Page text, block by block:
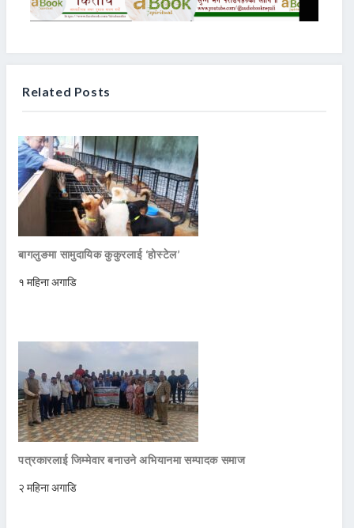
Related Posts
बागलुङमा सामुदायिक कुकुरलाई ‘होस्टेल’
१ महिना अगाडि
पत्रकारलाई जिम्मेवार बनाउने अभियानमा सम्पादक समाज
२ महिना अगाडि